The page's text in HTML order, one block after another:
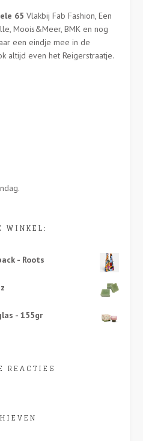
65 Vlakbij Fab Fashion, Een
Moois&Meer, BMK en nog
een eindje mee in de
altijd even het Reigerstraatje.
WINKEL:
- Roots
- 155gr
REACTIES